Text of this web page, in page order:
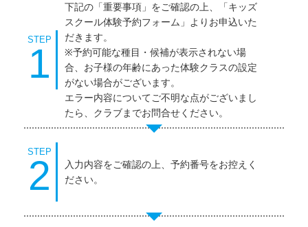
STEP
1
下記の「重要事項」をご確認の上、「キッズ
スクール体験予約フォーム」よりお申込いた
だきます。
※予約可能な種目・候補が表示されない場
合、お子様の年齢にあった体験クラスの設定
がない場合がございます。
エラー内容についてご不明な点がございまし
たら、クラブまでお問合せください。
STEP
2
入力内容をご確認の上、予約番号をお控えく
ださい。